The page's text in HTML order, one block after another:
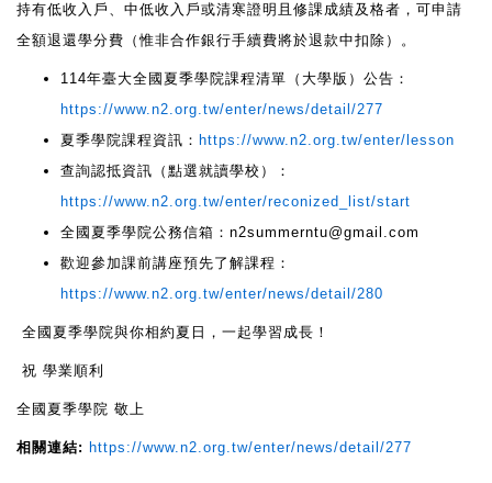
持有低收入戶、中低收入戶或清寒證明且修課成績及格者，可申請
全額退還學分費（惟非合作銀行手續費將於退款中扣除）。
114年臺大全國夏季學院課程清單（大學版）公告：
https://www.n2.org.tw/enter/news/detail/277
夏季學院課程資訊： https://www.n2.org.tw/enter/lesson
查詢認抵資訊（點選就讀學校）：
https://www.n2.org.tw/enter/reconized_list/start
全國夏季學院公務信箱：n2summerntu@gmail.com
歡迎參加課前講座預先了解課程：
https://www.n2.org.tw/enter/news/detail/280
全國夏季學院與你相約夏日，一起學習成長！
祝 學業順利
全國夏季學院 敬上
相關連結: https://www.n2.org.tw/enter/news/detail/277